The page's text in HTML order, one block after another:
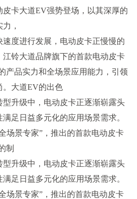
卡大道EV强势登场，以其深厚的
，
度进行发展，电动皮卡正慢慢的
铃大道品牌旗下的首款电动皮卡
品实力和全场景应用能力，引领
。大道EV的出色
升级中，电动皮卡正逐渐崭露头
足日益多元化的应用场景需求。
场景专家”，推出的首款电动皮卡
制
升级中，电动皮卡正逐渐崭露头
足日益多元化的应用场景需求。
场景专家”，推出的首款电动皮卡